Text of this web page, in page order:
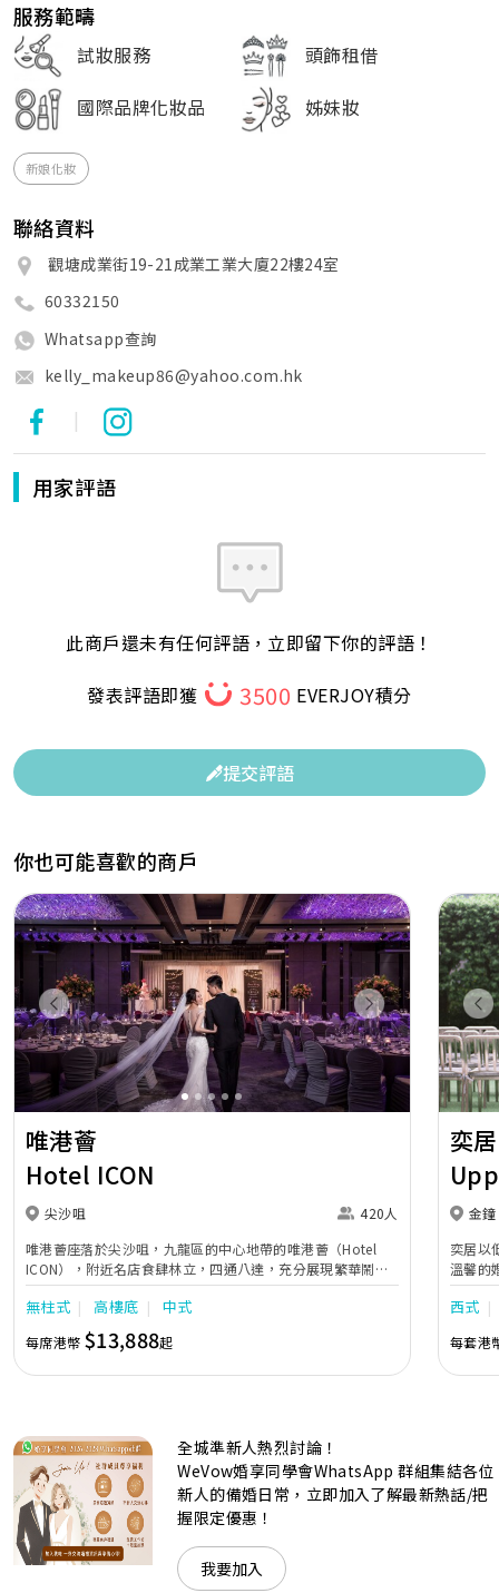
服務範疇
試妝服務
頭飾租借
國際品牌化妝品
姊妹妝
新娘化妝
聯絡資料
觀塘成業街19-21成業工業大廈22樓24室
60332150
Whatsapp查詢
kelly_makeup86@yahoo.com.hk
|
用家評語
此商戶還未有任何評語，立即留下你的評語！
發表評語即獲
3500 EVERJOY積分
提交評語
你也可能喜歡的商戶
Previous Next
唯港薈
Hotel ICON
尖沙咀
420人
唯港薈座落於尖沙咀，九龍區的中心地帶的唯港薈（Hotel
ICON），附近名店食肆林立，四通八達，充分展現繁華鬧巿
中的活力個性，成為一眾準新人舉辦婚宴的熱門之選。專業團
隊由策劃統籌至所有婚宴每個細節，唯港薈都力臻完美，保證
讓您留下獨特的醉人回憶。 擁有時尚高樓頂的Silverbox宴會
廳，配置了全套先進的視聽影音及燈光設備配套，並採用極富
現代時尚感的水晶玻璃燈，演繹出與別不同的經典神韻。不論
準新人的個性及預算﹔保證為您打造夢寐以求的特別日子，令
賓客永誌難忘！
無柱式 高樓底 中式
每席港幣 $13,888起
奕居
金鐘
奕居以
溫馨的
團隊會
西式
每套港
全城準新人熱烈討論！
WeVow婚享同學會WhatsApp 群組集結各位
新人的備婚日常，立即加入了解最新熱話/把
握限定優惠！
我要加入